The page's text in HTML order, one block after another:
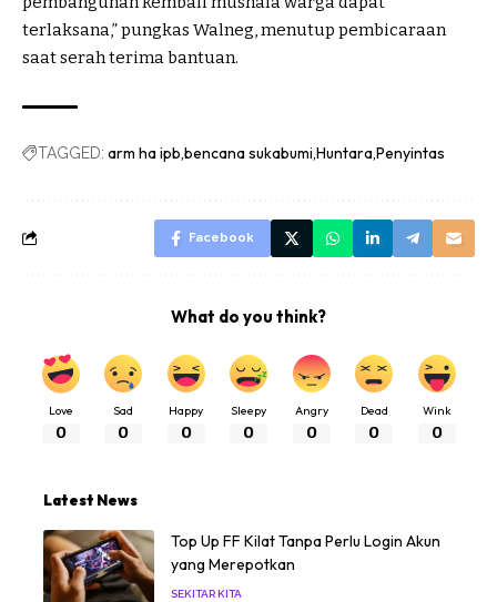
terlaksana,” pungkas Walneg, menutup pembicaraan
saat serah terima bantuan.
TAGGED: arm ha ipb bencana sukabumi HuntaraPenyintas
Facebook
What do you think?
Love
0
Sad
0
Happy
0
Sleepy
0
Angry
0
Dead
0
Wink
0
Latest News
Top Up FF Kilat Tanpa Perlu Login Akun
yang Merepotkan
SEKITAR KITA